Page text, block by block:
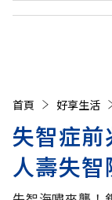
首頁 好享生活
失智症
人壽失